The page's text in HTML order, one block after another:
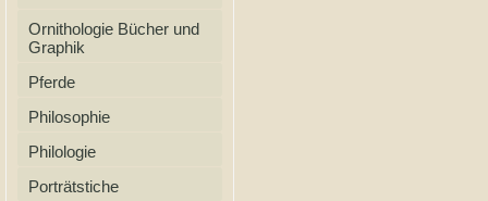
Ornithologie Bücher und
Graphik
Pferde
Philosophie
Philologie
Porträtstiche